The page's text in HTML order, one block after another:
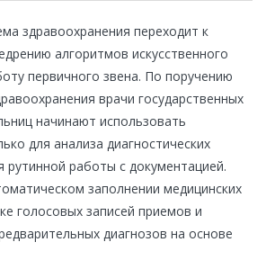
здравоохранения переходит к
алгоритмов искусственного
первичного звена. По поручению
врачи государственных
начинают использовать
для анализа диагностических
рутинной работы с документацией.
заполнении медицинских
голосовых записей приемов и
диагнозов на основе